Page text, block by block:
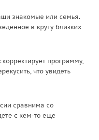
две
модели первых
общественной
и последнего
к истории железных
поделку.
знакомые или семья.
в кругу близких
программу,
что увидеть
сравнима со
с кем-то еще